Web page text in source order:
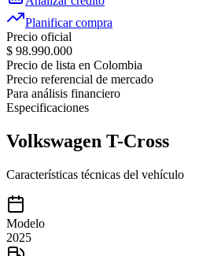
Planificar compra
Precio oficial
$ 98.990.000
Precio de lista en Colombia
Precio referencial de mercado
Para análisis financiero
Especificaciones
Volkswagen T-Cross
Características técnicas del vehículo
Modelo
2025